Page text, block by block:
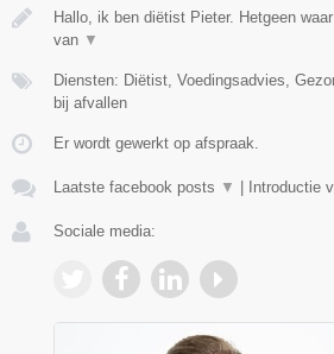
Hallo, ik ben diëtist Pieter. Hetgeen
van ▼
Diensten: Diëtist, Voedingsadvies,
bij afvallen
Er wordt gewerkt op afspraak.
Laatste facebook posts ▼ | Introductie
Sociale media: